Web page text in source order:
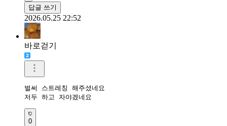
답글 쓰기
2026.05.25 22:52
바로걷기
벌써 스트레칭 해주셨네요
저두 하고 자야겠네요
0